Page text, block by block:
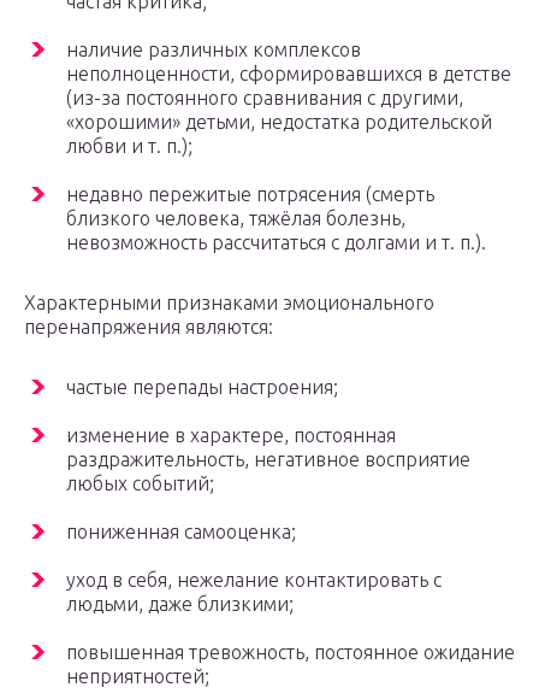
наличие различных комплексов
неполноценности, сформировавшихся в детстве
(из-за постоянного сравнивания с другими,
«хорошими» детьми, недостатка родительской
любви и т. п.);
недавно пережитые потрясения (смерть
близкого человека, тяжёлая болезнь,
невозможность рассчитаться с долгами и т. п.).
Характерными признаками эмоционального
перенапряжения являются:
частые перепады настроения;
изменение в характере, постоянная
раздражительность, негативное восприятие
любых событий;
пониженная самооценка;
уход в себя, нежелание контактировать с
людьми, даже близкими;
повышенная тревожность, постоянное ожидание
неприятностей;